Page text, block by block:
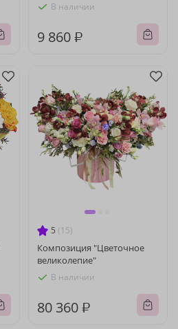
В наличии
9 860 ₽
5 (15)
Композиция "Цветочное
великолепие"
В наличии
80 360 ₽